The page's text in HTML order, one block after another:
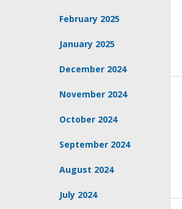
February 2025
January 2025
December 2024
November 2024
October 2024
September 2024
August 2024
July 2024